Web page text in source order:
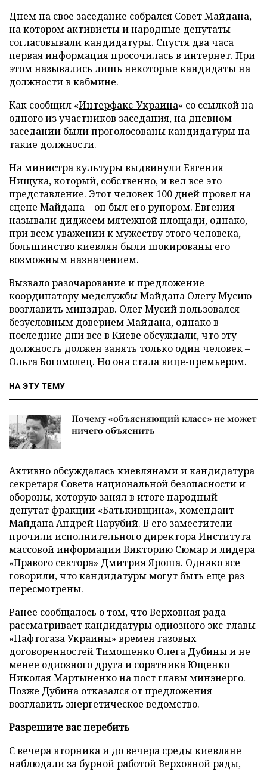
Днем на свое заседание собрался Совет Майдана,
на котором активисты и народные депутаты
согласовывали кандидатуры. Спустя два часа
первая информация просочилась в интернет. При
этом назывались лишь некоторые кандидаты на
должности в кабмине.
Как сообщил «Интерфакс-Украина» со ссылкой на
одного из участников заседания, на дневном
заседании были проголосованы кандидатуры на
такие должности.
На министра культуры выдвинули Евгения
Нищука, который, собственно, и вел все это
представление. Этот человек 100 дней провел на
сцене Майдана – он был его рупором. Евгения
называли диджеем мятежной площади, однако,
при всем уважении к мужеству этого человека,
большинство киевлян были шокированы его
возможным назначением.
Вызвало разочарование и предложение
координатору медслужбы Майдана Олегу Мусию
возглавить минздрав. Олег Мусий пользовался
безусловным доверием Майдана, однако в
последние дни все в Киеве обсуждали, что эту
должность должен занять только один человек –
Ольга Богомолец. Но она стала вице-премьером.
НА ЭТУ ТЕМУ
Почему «объясняющий класс» не может
ничего объяснить
Активно обсуждалась киевлянами и кандидатура
секретаря Совета национальной безопасности и
обороны, которую занял в итоге народный
депутат фракции «Батькивщина», комендант
Майдана Андрей Парубий. В его заместители
прочили исполнительного директора Института
массовой информации Викторию Сюмар и лидера
«Правого сектора» Дмитрия Яроша. Однако все
говорили, что кандидатуры могут быть еще раз
пересмотрены.
Ранее сообщалось о том, что Верховная рада
рассматривает кандидатуры одиозного экс-главы
«Нафтогаза Украины» времен газовых
договоренностей Тимошенко Олега Дубины и не
менее одиозного друга и соратника Ющенко
Николая Мартыненко на пост главы минэнерго.
Позже Дубина отказался от предложения
возглавить энергетическое ведомство.
Разрешите вас перебить
С вечера вторника и до вечера среды киевляне
наблюдали за бурной работой Верховной рады,